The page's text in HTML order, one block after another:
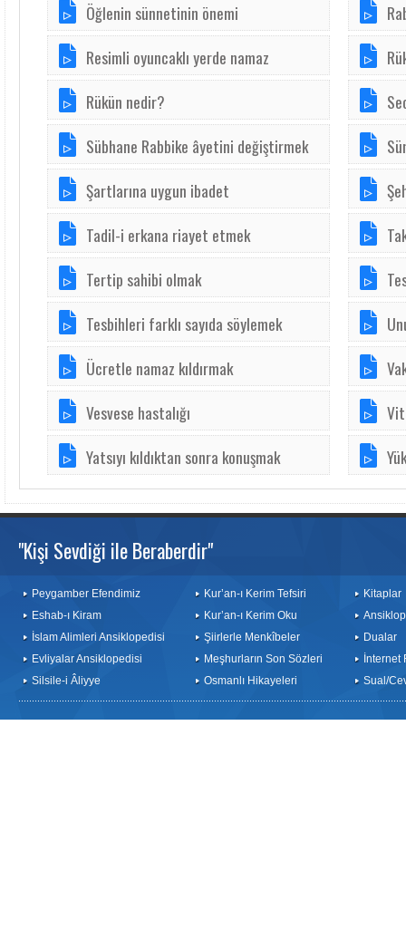
Öğlenin sünnetinin önemi
Resimli oyuncaklı yerde namaz
Rükün nedir?
Sübhane Rabbike âyetini değiştirmek
Şartlarına uygun ibadet
Tadil-i erkana riayet etmek
Tertip sahibi olmak
Tesbihleri farklı sayıda söylemek
Ücretle namaz kıldırmak
Vesvese hastalığı
Yatsıyı kıldıktan sonra konuşmak
"Kişi Sevdiği ile Beraberdir"
Peygamber Efendimiz
Eshab-ı Kiram
İslam Alimleri Ansiklopedisi
Evliyalar Ansiklopedisi
Silsile-i Âliyye
Kur’an-ı Kerim Tefsiri
Kur’an-ı Kerim Oku
Şiirlerle Menkîbeler
Meşhurların Son Sözleri
Osmanlı Hikayeleri
Kitaplar
Dualar
İnternet
Sual/